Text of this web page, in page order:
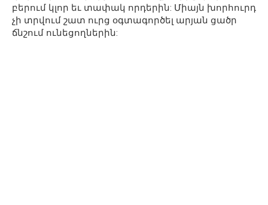
բերում կլոր եւ տափակ որդերին: Միայն խորհուրդ
չի տրվում շատ ուրց օգտագործել արյան ցածր
ճնշում ունեցողներին: